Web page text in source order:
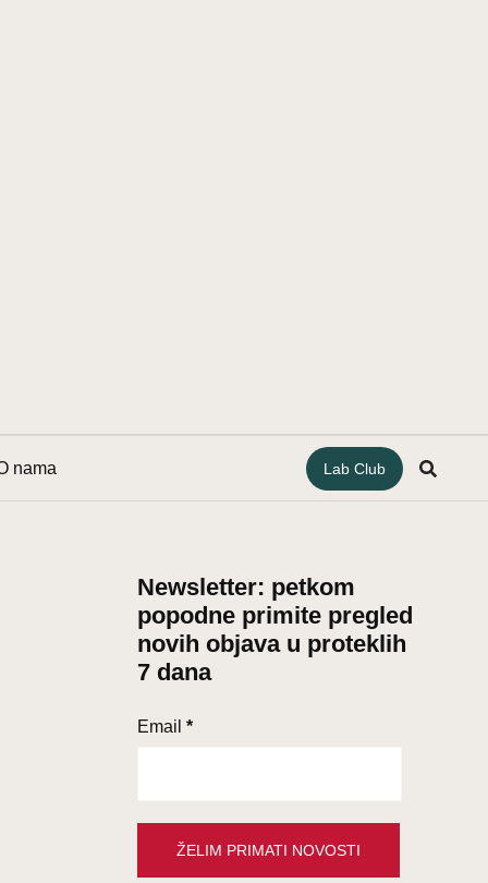
nama Lab Club
Newsletter: petkom
popodne primite pregled
novih objava u proteklih
7 dana
Email *